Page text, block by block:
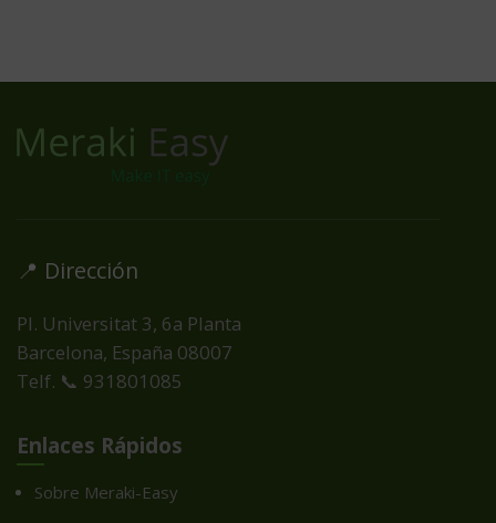
📍 Dirección
Pl. Universitat 3, 6a Planta
Barcelona, España 08007
Telf. 📞 931801085
Enlaces Rápidos
Sobre Meraki-Easy